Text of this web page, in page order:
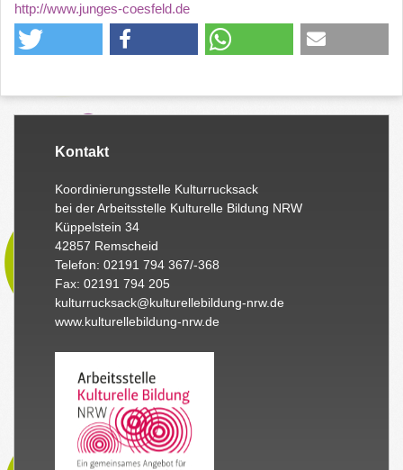
http://www.junges-coesfeld.de
Kontakt
Koordinierungsstelle Kulturrucksack
bei der Arbeitsstelle Kulturelle Bildung NRW
Küppelstein 34
42857 Remscheid
Telefon: 02191 794 367/-368
Fax: 02191 794 205
kulturrucksack@kulturellebildung-nrw.de
www.kulturellebildung-nrw.de